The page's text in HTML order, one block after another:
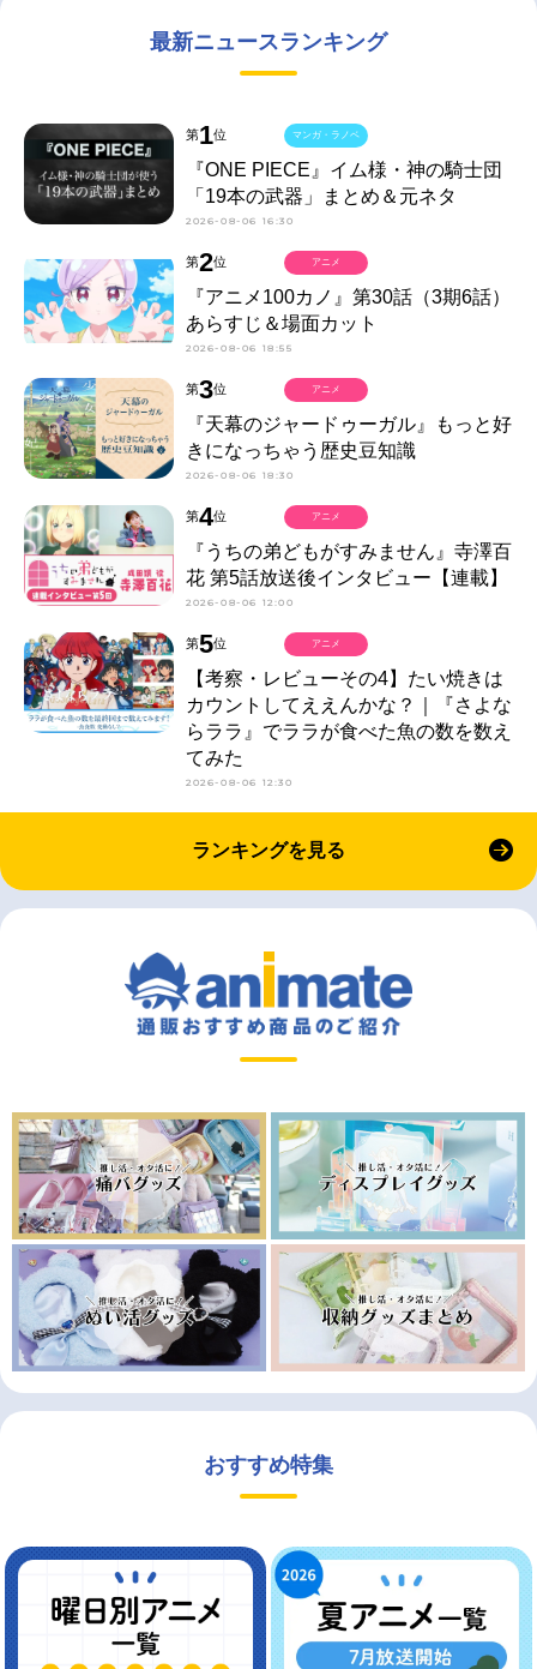
最新ニュースランキング
第1位
『ONE PIECE』イム様・神の騎士団
「19本の武器」まとめ＆元ネタ
2026-08-06 16:30
マンガ・ラノベ
第2位
『アニメ100カノ』第30話（3期6話）
あらすじ＆場面カット
2026-08-06 18:55
アニメ
第3位
『天幕のジャードゥーガル』もっと好
きになっちゃう歴史豆知識
2026-08-06 18:30
アニメ
第4位
『うちの弟どもがすみません』寺澤百
花 第5話放送後インタビュー【連載】
2026-08-06 12:00
アニメ
第5位
【考察・レビューその4】たい焼きは
カウントしてええんかな？｜『さよな
らララ』でララが食べた魚の数を数え
てみた
2026-08-06 12:30
アニメ
ランキングを見る
おすすめ特集